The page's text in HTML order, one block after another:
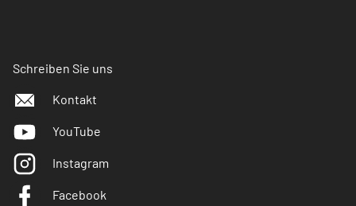
Schreiben Sie uns
Kontakt
YouTube
Instagram
Facebook